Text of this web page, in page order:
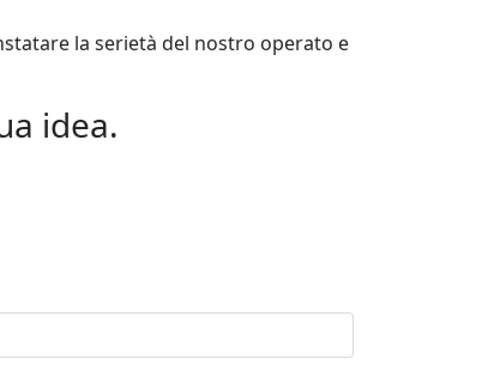
la serietà del nostro operato e
idea.